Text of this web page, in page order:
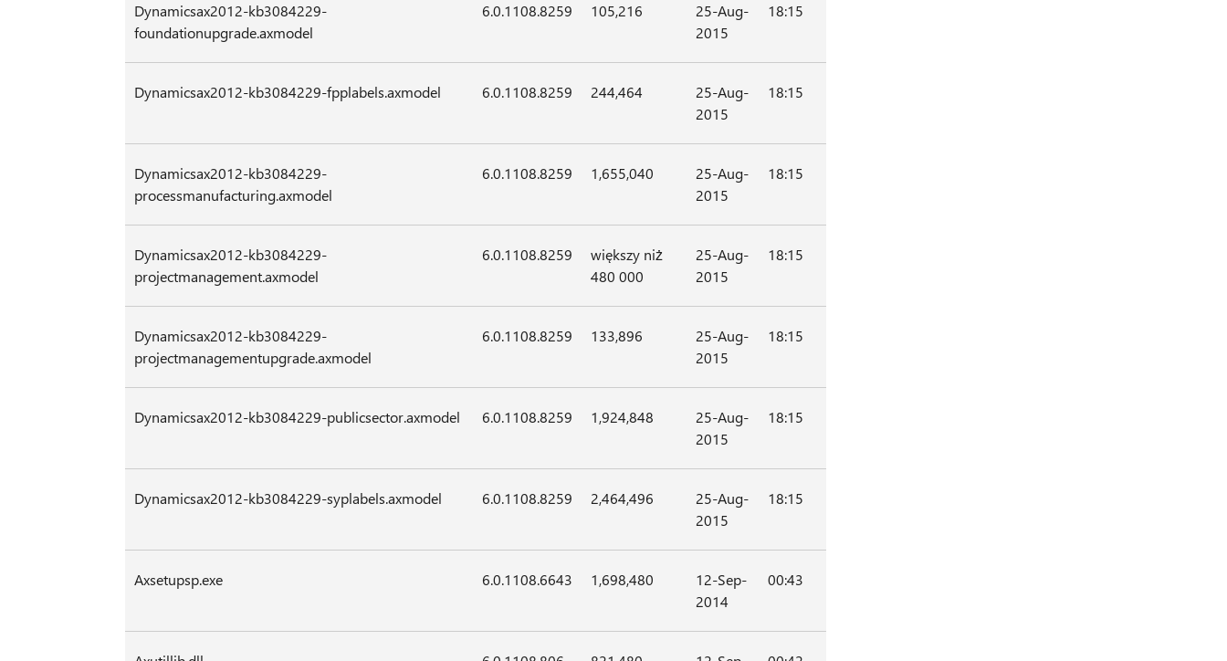
Dynamicsax2012-kb3084229-
foundationupgrade.axmodel
6.0.1108.8259 105,216
25-Aug-
2015
18:15
Dynamicsax2012-kb3084229-fpplabels.axmodel 6.0.1108.8259 244,464
25-Aug-
2015
18:15
Dynamicsax2012-kb3084229-
processmanufacturing.axmodel
6.0.1108.8259 1,655,040
25-Aug-
2015
18:15
Dynamicsax2012-kb3084229-
projectmanagement.axmodel
6.0.1108.8259
większy niż
480 000
25-Aug-
2015
18:15
Dynamicsax2012-kb3084229-
projectmanagementupgrade.axmodel
6.0.1108.8259 133,896
25-Aug-
2015
18:15
Dynamicsax2012-kb3084229-publicsector.axmodel 6.0.1108.8259 1,924,848
25-Aug-
2015
18:15
Dynamicsax2012-kb3084229-syplabels.axmodel 6.0.1108.8259 2,464,496
25-Aug-
2015
18:15
Axsetupsp.exe 6.0.1108.6643 1,698,480
12-Sep-
2014
00:43